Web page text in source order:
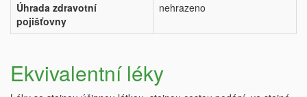
Úhrada zdravotní
pojišťovny
nehrazeno
Ekvivalentní léky